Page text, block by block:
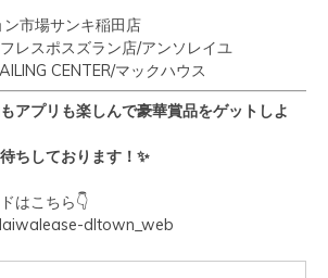
市場サンキ稲田店
レスポスズラン店/アンソレイユ
CENTER/マックハウス
アプリも楽しんで豪華賞品をゲットしよ
ちしております！ ✨
はこちら👇
dltown_web